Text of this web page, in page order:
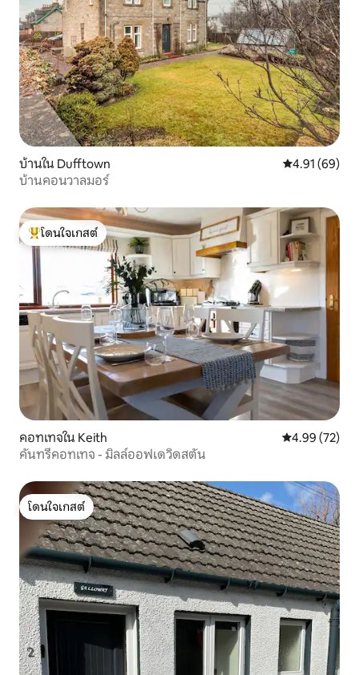
บ้านใน Dufftown คะแนนเฉลี่ย
4.91 (69)
บ้านคอนวาลมอร์
โดนใจเกสต์ที่สุด
โดนใจเกสต์
คอทเทจใน Keith คะแนนเฉลี่ย
4.99 (72)
คันทรีคอทเทจ - มิลล์ออฟเดวิดสตัน
โดนใจเกสต์
โดนใจเกสต์